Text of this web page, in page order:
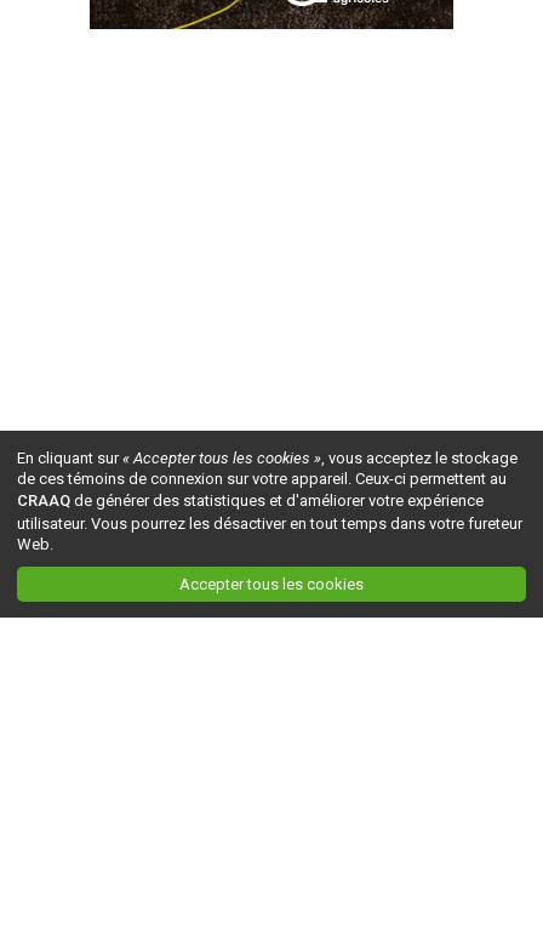
En cliquant sur« Accepter tous les cookies », vous acceptez le stockage
de ces témoins de connexion sur votre appareil. Ceux-ci permettent au
CRAAQ de générer des statistiques et d'améliorer votre expérience
utilisateur. Vous pourrez les désactiver en tout temps dans votre fureteur
Web.
Accepter tous les cookies